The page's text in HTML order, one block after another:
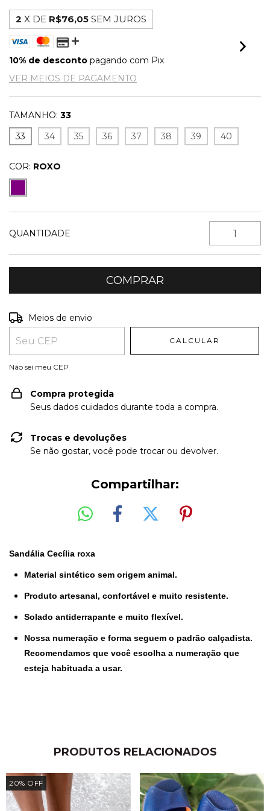
2 X DE R$76,05 SEM JUROS
10% de desconto pagando com Pix
VER MEIOS DE PAGAMENTO
TAMANHO: 33
33
34 35 36 37 38 39 40
COR: ROXO
QUANTIDADE
Entregas para o CEP:
Meios de envio
CALCULAR
Não sei meu CEP
Compra protegida
Seus dados cuidados durante toda a compra.
Trocas e devoluções
Se não gostar, você pode trocar ou devolver.
Compartilhar:
Sandália Cecília roxa
Material sintético sem origem animal.
Produto artesanal, confortável e muito resistente.
Solado antiderrapante e muito flexível.
Nossa numeração e forma seguem o padrão calçadista.
Recomendamos que você escolha a numeração que
esteja habituada a usar.
PRODUTOS RELACIONADOS
20% OFF